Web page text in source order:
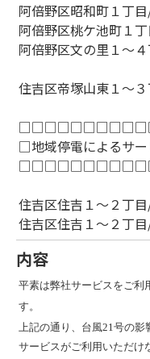
阿倍野区昭和町１丁
阿倍野区桃ケ池町１
阿倍野区文の里１～
住吉区帝塚山東１～
□地域停電によるサ
住吉区住吉１～２丁
住吉区住吉１～２丁
内容
平素は弊社サービスをご利
す。
上記の通り、台風21号の影
サービスがご利用いただけ